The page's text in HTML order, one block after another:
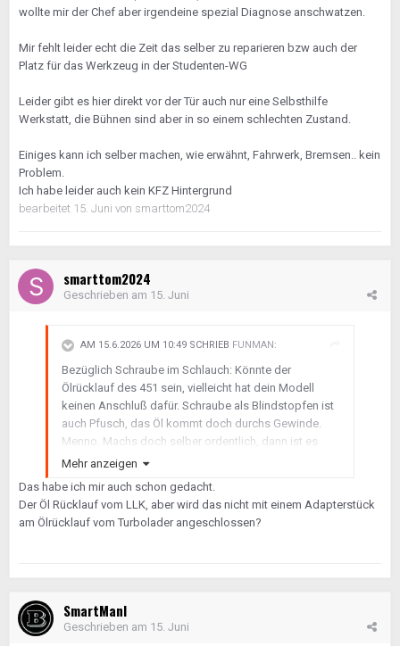
drin, aufgescheuert? Wenn er nicht defekt war, nützt
ein Tausch ggf. nichts. Undichte Stelle feststellen,
nicht schwer. Abwaschen mit Bremsenreiniger und
engmaschig schauen.
Turbolader: Das übliche Märchen mit dem Öl. Hatten
wir schonmal das Thema, zu spät jetzt, Drops
gelutscht.
und fahren, wenns nicht zu schlimm ist. Es gibt Leute
bekommen so auch noch eine HU Plakette, wie das
Bezüglich Werkstatt: Es gibt einige empfohlene Smart
Werkstätten in D, die hier immer wieder genannt
werden. Mußt du ggf. etwas weiter fahren. Wo wohnst
du? Hatten wir das Thema schon?
wollte mir der Chef aber irgendeine spezial Diagnose anschwatzen.
Mir fehlt leider echt die Zeit das selber zu reparieren bzw auch der
Platz für das Werkzeug in der Studenten-WG
Leider gibt es hier direkt vor der Tür auch nur eine Selbsthilfe
Werkstatt, die Bühnen sind aber in so einem schlechten Zustand.
Einiges kann ich selber machen, wie erwähnt, Fahrwerk, Bremsen.. kein
Problem.
Ich habe leider auch kein KFZ Hintergrund
bearbeitet 15. Juni von smarttom2024
smarttom2024
Geschrieben am 15. Juni
AM 15.6.2026 UM 10:49 SCHRIEB FUNMAN:
Bezüglich Schraube im Schlauch: Könnte der
Ölrücklauf des 451 sein, vielleicht hat dein Modell
keinen Anschluß dafür. Schraube als Blindstopfen ist
auch Pfusch, das Öl kommt doch durchs Gewinde.
Menno. Machs doch selber ordentlich, dann ist es
auch dicht.
Mehr anzeigen
Das habe ich mir auch schon gedacht.
Der Öl Rücklauf vom LLK, aber wird das nicht mit einem Adapterstück
am Ölrücklauf vom Turbolader angeschlossen?
SmartManI
Geschrieben am 15. Juni